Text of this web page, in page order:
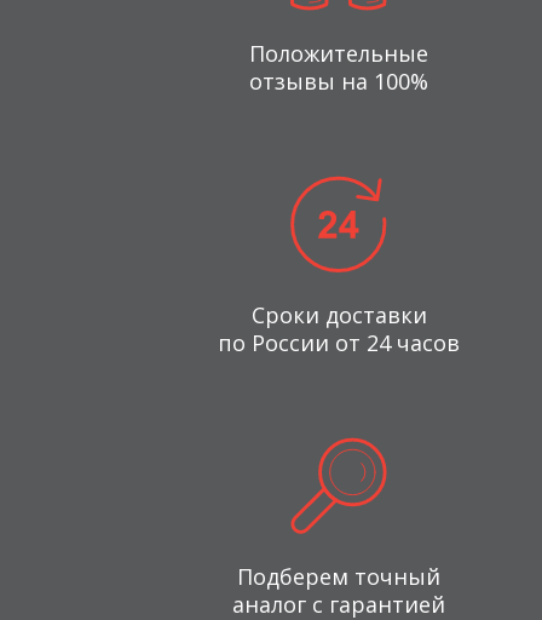
Положительные
отзывы на 100%
Сроки доставки
по России от 24 часов
Подберем точный
аналог с гарантией